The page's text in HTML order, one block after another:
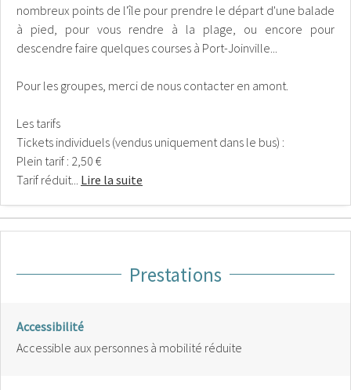
nombreux points de l'île pour prendre le départ d'une balade
à pied, pour vous rendre à la plage, ou encore pour
descendre faire quelques courses à Port-Joinville...
Pour les groupes, merci de nous contacter en amont.
Les tarifs
Tickets individuels (vendus uniquement dans le bus) :
Plein tarif : 2,50 €
Tarif réduit... Lire la suite
Prestations
Accessibilité
Accessible aux personnes à mobilité réduite